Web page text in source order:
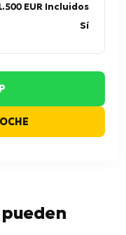
EUR Incluidos
Sí